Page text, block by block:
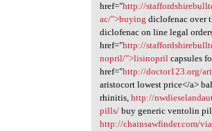
href="http://
ac/">buying diclofenac over
diclofenac on line legal
href="http://
nopril/">lisinoprilcapsules
href="http://doctor123.org/
aristocort lowest price</a>
rhinitis, http://
pills/buy generic ventolin
http://chainsawfinder.com/